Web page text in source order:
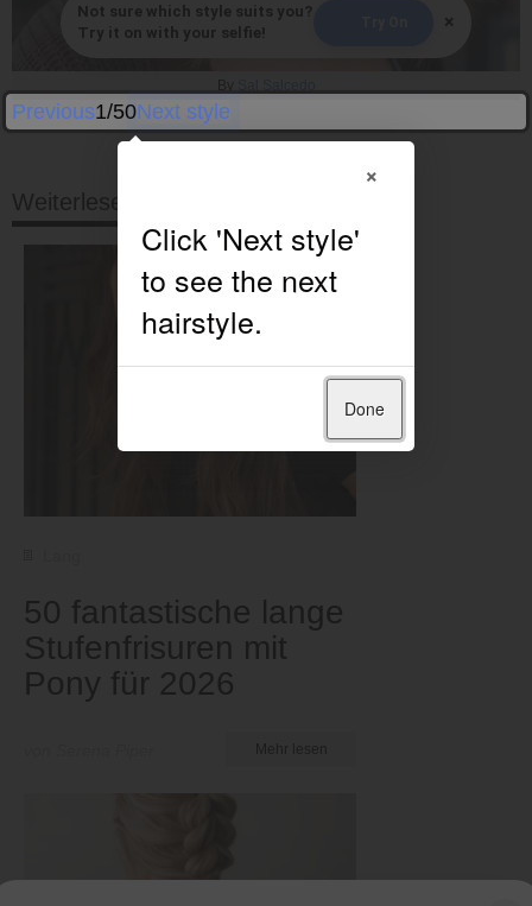
Not sure which style suits you?
Try it on with your selfie!
×
Previous1/50Next style
Weiterlesen
50 fantastische lange
Stufenfrisuren mit
Pony für 2026
×
Done